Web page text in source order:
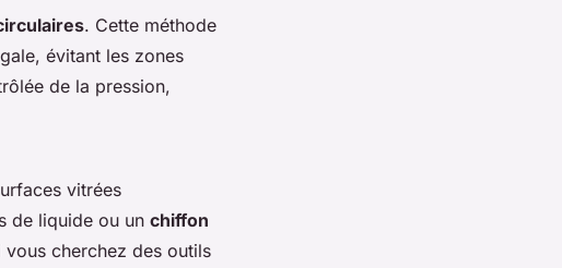
. Cette méthode
évitant les zones
de la pression,
vitrées
de liquide ou un chiffon
cherchez des outils